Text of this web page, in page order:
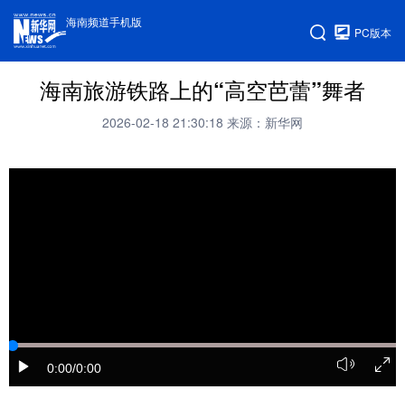
海南频道手机版
PC版本
海南旅游铁路上的“高空芭蕾”舞者
2026-02-18 21:30:18 来源：新华网
0:00/0:00